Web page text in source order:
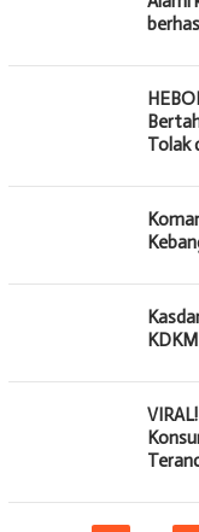
Tolak